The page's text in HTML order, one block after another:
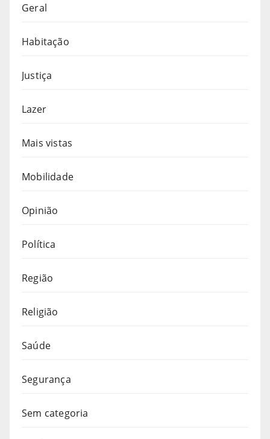
Geral
Habitação
Justiça
Lazer
Mais vistas
Mobilidade
Opinião
Política
Região
Religião
Saúde
Segurança
Sem categoria